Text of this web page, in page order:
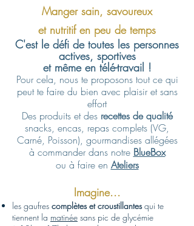
Manger sain, savoureux
et nutritif en peu de temps
C'est le défi de toutes les personnes
actives, sportives
et même en télé-travail !
Pour cela, nous te proposons tout ce qui
peut te faire du bien avec plaisir et sans
effort
Des produits et des recettes de qualité
snacks, encas, repas complets (VG,
Carné, Poisson), gourmandises allégées
à commander dans notre BlueBox
ou à faire en Ateliers
Imagine...
les gaufres complètes et croustillantesqui te
tiennent la matinée sans pic de glycémie